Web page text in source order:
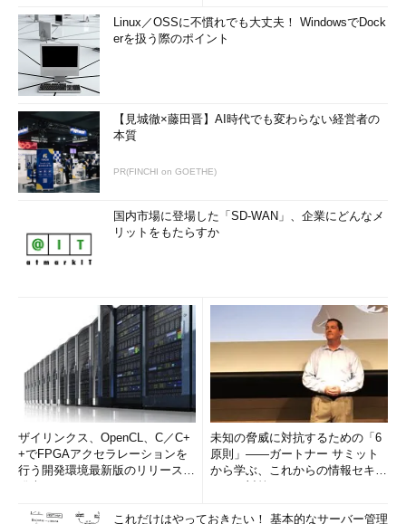
Linux／OSSに不慣れでも大丈夫！ WindowsでDock
erを扱う際のポイント
【見城徹×藤田晋】AI時代でも変わらない経営者の
本質
PR(FINCHI on GOETHE)
国内市場に登場した「SD-WAN」、企業にどんなメ
リットをもたらすか
ザイリンクス、OpenCL、C／C+
+でFPGAアクセラレーションを
行う開発環境最新版のリリースを
未知の脅威に対抗するための「6
原則」――ガートナー サミット
から学ぶ、これからの情報セキュ
これだけはやっておきたい！ 基本的なサーバー管理